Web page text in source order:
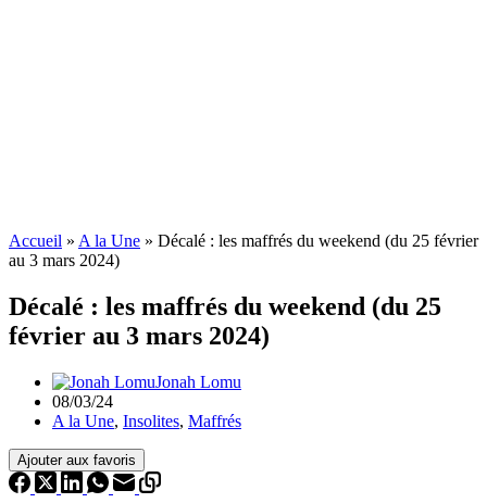
Accueil » A la Une » Décalé : les maffrés du weekend (du 25 février
au 3 mars 2024)
Décalé : les maffrés du weekend (du 25
février au 3 mars 2024)
Jonah Lomu
08/03/24
A la Une, Insolites, Maffrés
Ajouter aux favoris